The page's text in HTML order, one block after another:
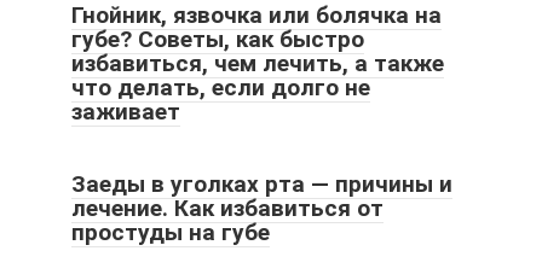
Гнойник, язвочка или болячка на
губе? Советы, как быстро
избавиться, чем лечить, а также
что делать, если долго не
заживает
Заеды в уголках рта — причины и
лечение. Как избавиться от
простуды на губе